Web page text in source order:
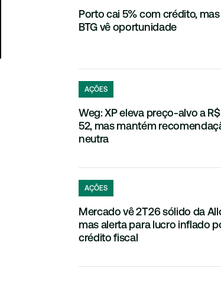
Porto cai 5% com crédito, mas
BTG vê oportunidade
AÇÕES
Weg: XP eleva preço-alvo a R$
52, mas mantém
neutra
AÇÕES
Mercado vê 2T26 sólido da
mas alerta para lucro inflado
crédito fiscal